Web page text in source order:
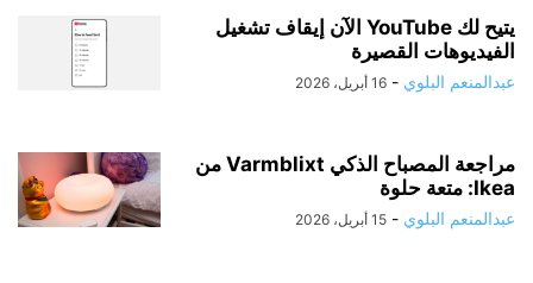
يتيح لك YouTube الآن إيقاف تشغيل
الفيديوهات القصيرة
عبدالمنعم البلوي - 16 أبريل، 2026
مراجعة المصباح الذكي Varmblixt من
Ikea: متعة حلوة
عبدالمنعم البلوي - 15 أبريل، 2026